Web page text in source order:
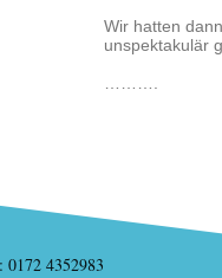
Wir hatten
unspektakulär
……….
4352983